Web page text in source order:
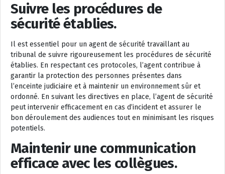
Suivre les procédures de
sécurité établies.
Il est essentiel pour un agent de sécurité travaillant au
tribunal de suivre rigoureusement les procédures de sécurité
établies. En respectant ces protocoles, l’agent contribue à
garantir la protection des personnes présentes dans
l’enceinte judiciaire et à maintenir un environnement sûr et
ordonné. En suivant les directives en place, l’agent de sécurité
peut intervenir efficacement en cas d’incident et assurer le
bon déroulement des audiences tout en minimisant les risques
potentiels.
Maintenir une communication
efficace avec les collègues.